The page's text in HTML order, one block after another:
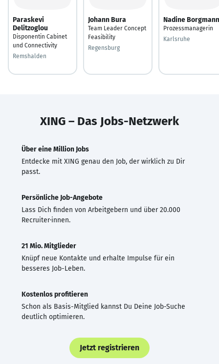
Paraskevi
Delitzoglou
Disponentin Cabinet
und Connectivity
Remshalden
Johann Bura
Team Leader Concept
Feasibility
Regensburg
Nadine Borgmann
Prozessmanagerin
Karlsruhe
XING – Das Jobs-Netzwerk
Über eine Million Jobs
Entdecke mit XING genau den Job, der wirklich zu Dir
passt.
Persönliche Job-Angebote
Lass Dich finden von Arbeitgebern und über 20.000
Recruiter·innen.
21 Mio. Mitglieder
Knüpf neue Kontakte und erhalte Impulse für ein
besseres Job-Leben.
Kostenlos profitieren
Schon als Basis-Mitglied kannst Du Deine Job-Suche
deutlich optimieren.
Jetzt registrieren